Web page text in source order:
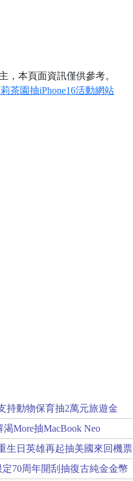
，本頁面資訊僅供參考。
茶園抽iPhone16活動網站
持動物保育抽2萬元旅遊金
More抽MacBook Neo
生日英雄再起抽美國來回機票
70周年開刮抽復古純金金幣